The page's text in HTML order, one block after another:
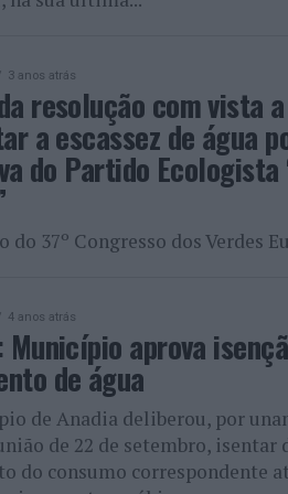
3 anos atrás
resolução com vista a
a escassez de água
do Partido Ecologista
do 37º Congresso dos Verdes
4 anos atrás
Município aprova
de água
de Anadia deliberou, por
de 22 de setembro, isentar
do consumo correspondente